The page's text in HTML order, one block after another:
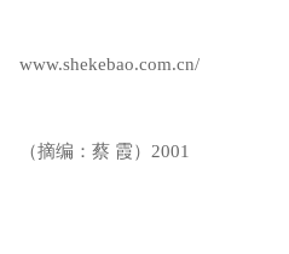
www.shekebao.com.cn/
（摘编：蔡 霞）2001